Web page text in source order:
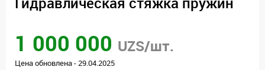
1 000 000 UZS/шт.
Цена обновлена - 29.04.2025